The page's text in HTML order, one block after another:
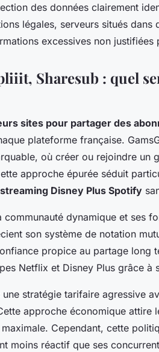
des données clairement
légales, serveurs situés
excessives non justifiées
Sharesub : quel
sites pour partager des
plateforme française.
où créer ou rejoindre un
approche épurée séduit
Disney Plus Spotify
communauté dynamique et ses
son système de notation
propice au partage long
Netflix et Disney Plus grâce à
une stratégie tarifaire agressive
approche économique attire
Cependant, cette
moins réactif que ses